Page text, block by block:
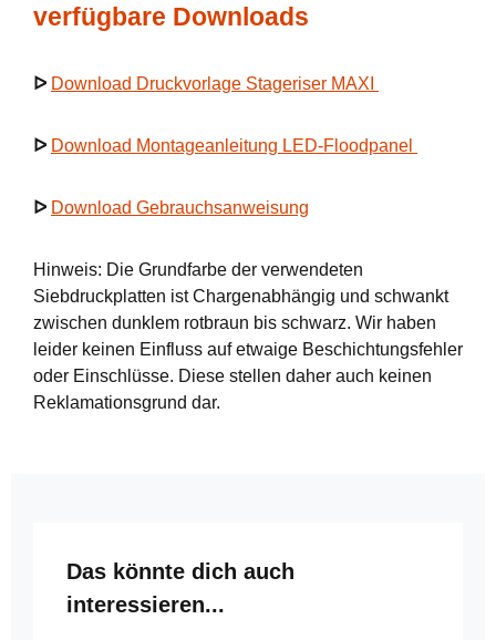
verfügbare Downloads
ᐅ Download Druckvorlage Stageriser MAXI
ᐅ Download Montageanleitung LED-Floodpanel
ᐅ Download Gebrauchsanweisung
Hinweis: Die Grundfarbe der verwendeten
Siebdruckplatten ist Chargenabhängig und schwankt
zwischen dunklem rotbraun bis schwarz. Wir haben
leider keinen Einfluss auf etwaige Beschichtungsfehler
oder Einschlüsse. Diese stellen daher auch keinen
Reklamationsgrund dar.
Produktgalerie überspringen
Das könnte dich auch
interessieren...